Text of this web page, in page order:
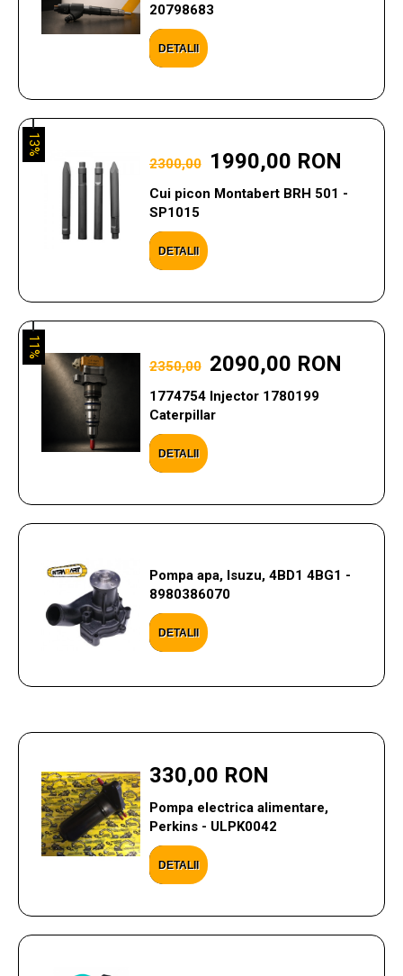
20798683
DETALII
2300,00 1990,00 RON
Cui picon Montabert BRH 501 -
SP1015
DETALII
13%
2350,00 2090,00 RON
1774754 Injector 1780199
Caterpillar
DETALII
11%
Pompa apa, Isuzu, 4BD1 4BG1 -
8980386070
DETALII
330,00 RON
Pompa electrica alimentare,
Perkins - ULPK0042
DETALII